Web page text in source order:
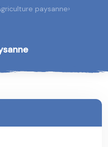
paysanne›